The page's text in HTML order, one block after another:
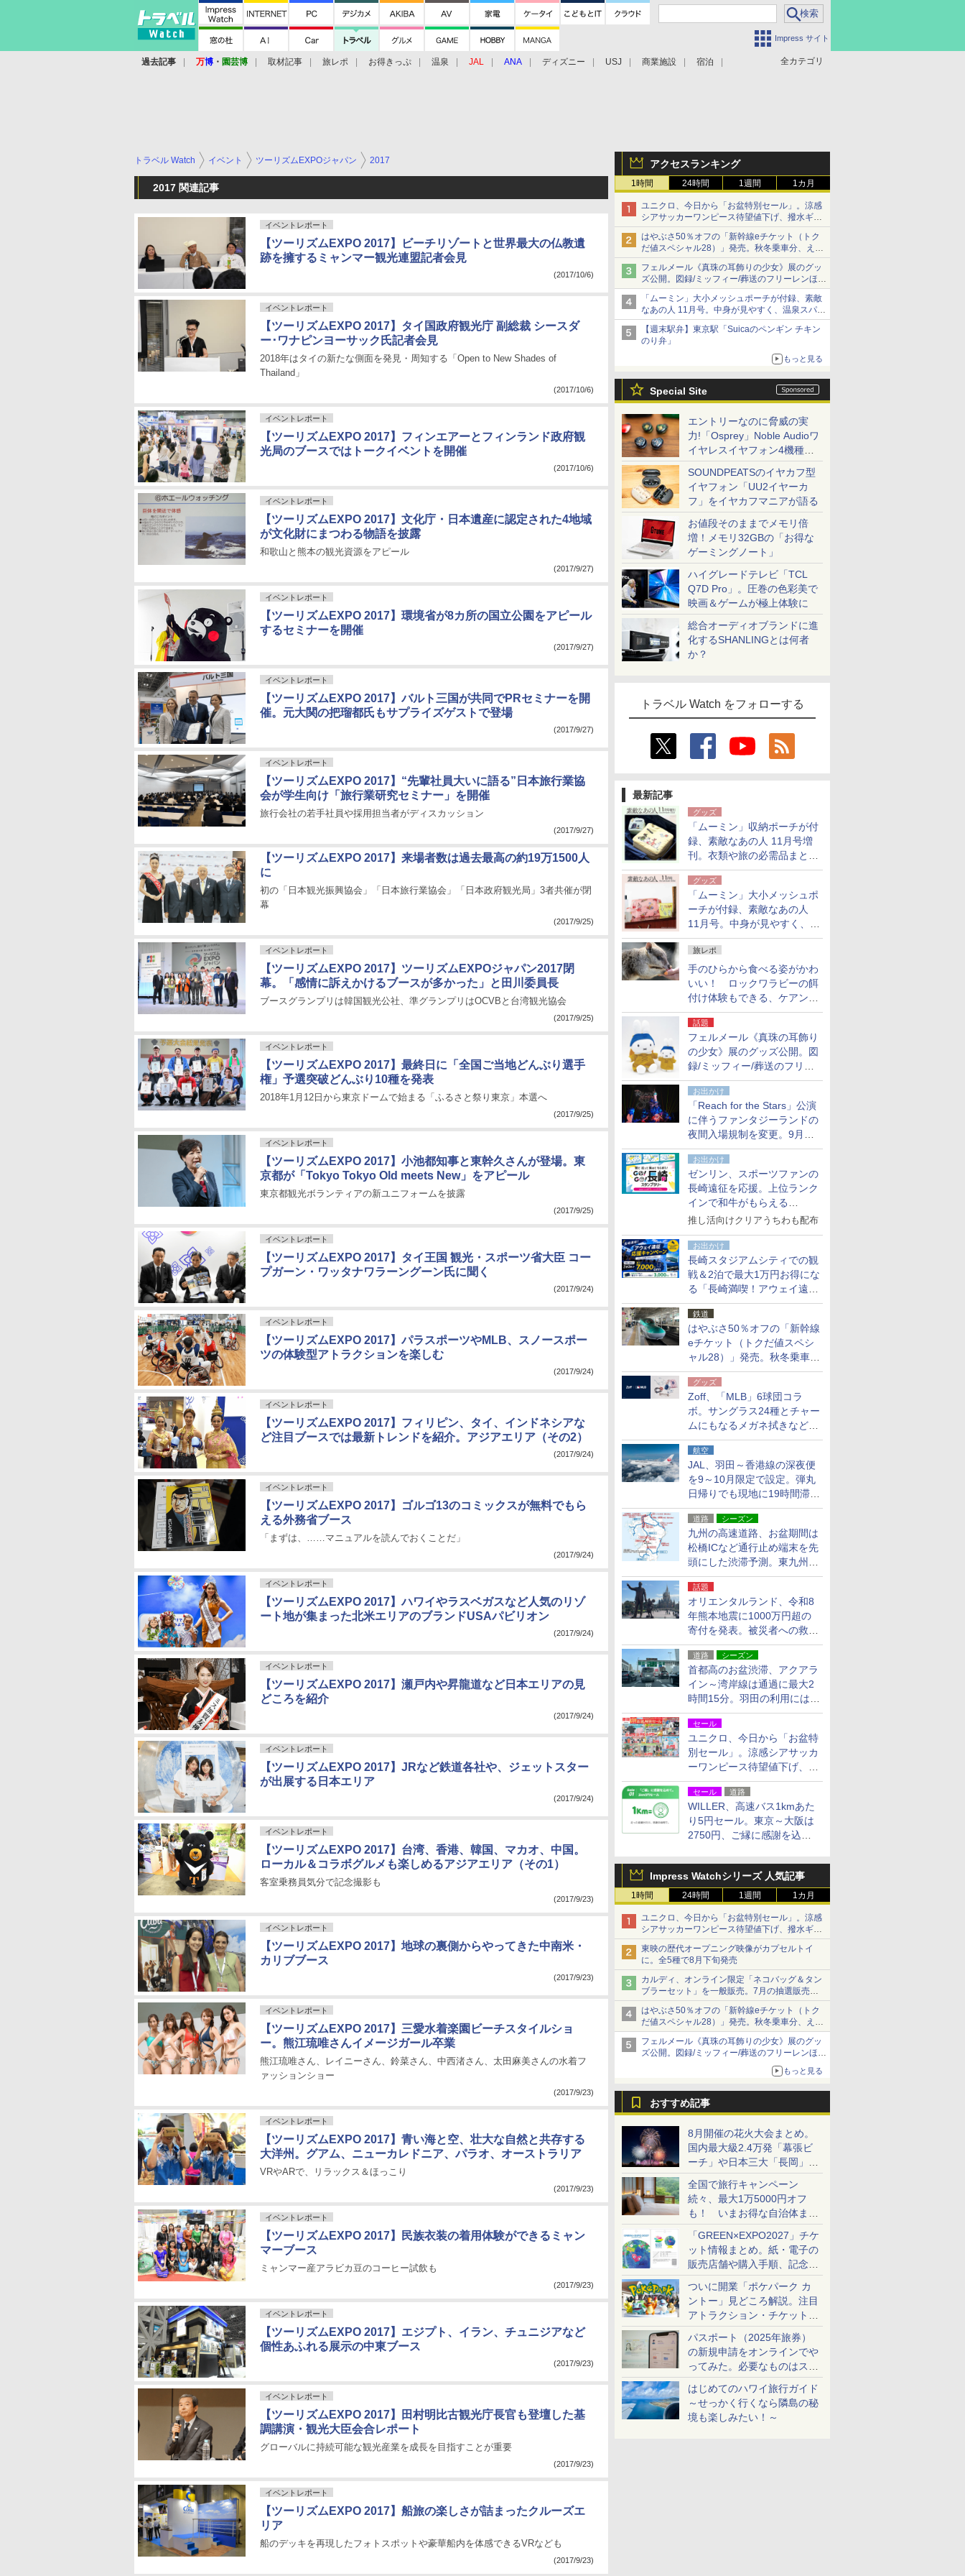
Impress サイト
全カテゴリ
過去記事 万博 ・ 園芸博 取材記事 旅レポ お得きっぷ 温泉 JAL ANA ディズニー USJ 商業施設 宿泊
アクセスランキング
1時間 24時間 1週間 1カ月
ユニクロ、今日から「お盆特別セール」。涼感
シアサッカーワンピース待望値下げ、撥水ギア
ショーツは1990円に
はやぶさ50％オフの「新幹線eチケット（トク
だ値スペシャル28）」発売。秋冬乗車分、えき
ねっと限定
フェルメール《真珠の耳飾りの少女》展のグッ
ズ公開。図録/ミッフィー/葬送のフリーレンほ
か、注目ブランドコラボが実現
「ムーミン」大小メッシュポーチが付録、素敵
なあの人 11月号。中身が見やすく、温泉スパに
も使える
【週末駅弁】東京駅「Suicaのペンギン チキン
のり弁」
もっと見る
Special Site
エントリーなのに脅威の実
力!「Osprey」Noble Audioワ
イヤレスイヤフォン4機種を
一気に聴く
SOUNDPEATSのイヤカフ型
イヤフォン「UU2イヤーカ
フ」をイヤカフマニアが語る
お値段そのままでメモリ倍
増！メモリ32GBの「お得な
ゲーミングノート」
ハイグレードテレビ「TCL
Q7D Pro」。圧巻の色彩美で
映画＆ゲームが極上体験に
総合オーディオブランドに進
化するSHANLINGとは何者
か？
トラベル Watch をフォローする
最新記事
グッズ
「ムーミン」収納ポーチが付
録、素敵なあの人 11月号増
刊。衣類や旅の必需品まとま
る大小2個セット
グッズ
「ムーミン」大小メッシュポ
ーチが付録、素敵なあの人
11月号。中身が見やすく、温
泉スパにも使える
旅レポ
手のひらから食べる姿がかわ
いい！ ロックワラビーの餌
付け体験もできる、ケアンズ
でアサートン高原の日本語ガ
イド付きツアーに参加してみ
た
話題
フェルメール《真珠の耳飾り
の少女》展のグッズ公開。図
録/ミッフィー/葬送のフリー
レンほか、注目ブランドコラ
ボが実現
お出かけ
「Reach for the Stars」公演
に伴うファンタジーランドの
夜間入場規制を変更。9月か
ら18時50分～20時ごろに
お出かけ
ゼンリン、スポーツファンの
長崎遠征を応援。上位ランク
インで和牛がもらえる
「GO！GO！長崎スタンプラ
推し活向けクリアうちわも配布
お出かけ
長崎スタジアムシティでの観
戦＆2泊で最大1万円お得にな
る「長崎満喫！アウェイ遠征
応援キャンペーン」
鉄道
はやぶさ50％オフの「新幹線
eチケット（トクだ値スペシ
ャル28）」発売。秋冬乗車
分、えきねっと限定
グッズ
Zoff、「MLB」6球団コラ
ボ。サングラス24種とチャー
ムにもなるメガネ拭きなど雑
貨24種
航空
JAL、羽田～香港線の深夜便
を9～10月限定で設定。弾丸
日帰りでも現地に19時間滞在
できる
道路 シーズン
九州の高速道路、お盆期間は
松橋ICなど通行止め端末を先
頭にした渋滞予測。東九州道
への迂回は料金調整を実施
話題
オリエンタルランド、令和8
年熊本地震に1000万円超の
寄付を発表。被災者への救援
活動・復旧支援
道路 シーズン
首都高のお盆渋滞、アクアラ
イン～湾岸線は通過に最大2
時間15分。羽田の利用には
「空港西出口」の利用検討を
セール
ユニクロ、今日から「お盆特
別セール」。涼感シアサッカ
ーワンピース待望値下げ、撥
水ギアショーツは1990円に
セール 道路
WILLER、高速バス1kmあた
り5円セール。東京～大阪は
2750円、ご縁に感謝を込め
Impress Watchシリーズ 人気記事
1時間 24時間 1週間 1カ月
ユニクロ、今日から「お盆特別セール」。涼感
シアサッカーワンピース待望値下げ、撥水ギア
ショーツは1990円に
東映の歴代オープニング映像がカプセルトイ
に。全5種で8月下旬発売
カルディ、オンライン限定「ネコバッグ＆タン
ブラーセット」を一般販売。7月の抽選販売の
当選無効分
はやぶさ50％オフの「新幹線eチケット（トク
だ値スペシャル28）」発売。秋冬乗車分、えき
ねっと限定
フェルメール《真珠の耳飾りの少女》展のグッ
ズ公開。図録/ミッフィー/葬送のフリーレンほ
もっと見る
おすすめ記事
8月開催の花火大会まとめ。
国内最大級2.4万発「幕張ビ
ーチ」や日本三大「長岡」な
ど大型イベント目白押し！
全国で旅行キャンペーン
続々、最大1万5000円オフ
も！ いまお得な自治体まと
め
「GREEN×EXPO2027」チケ
ット情報まとめ。紙・電子の
販売店舗や購入手順、記念チ
ケットも解説
ついに開業「ポケパーク カ
ントー」見どころ解説。注目
アトラクション・チケット手
配・来場前に必要な準備は？
パスポート（2025年旅券）
の新規申請をオンラインでや
ってみた。必要なものはスマ
ホとマイナカードのみ
はじめてのハワイ旅行ガイド
～せっかく行くなら隣島の秘
境も楽しみたい！～
トラベル Watch イベント ツーリズムEXPOジャパン 2017
2017 関連記事
イベントレポート
【ツーリズムEXPO 2017】ビーチリゾートと世界最大の仏教遺
跡を擁するミャンマー観光連盟記者会見
(2017/10/6)
イベントレポート
【ツーリズムEXPO 2017】タイ国政府観光庁 副総裁 シースダ
ー･ワナピンヨーサック氏記者会見
2018年はタイの新たな側面を発見・周知する「Open to New Shades of
Thailand」
(2017/10/6)
イベントレポート
【ツーリズムEXPO 2017】フィンエアーとフィンランド政府観
光局のブースではトークイベントを開催
(2017/10/6)
イベントレポート
【ツーリズムEXPO 2017】文化庁・日本遺産に認定された4地域
が文化財にまつわる物語を披露
和歌山と熊本の観光資源をアピール
(2017/9/27)
イベントレポート
【ツーリズムEXPO 2017】環境省が8カ所の国立公園をアピール
するセミナーを開催
(2017/9/27)
イベントレポート
【ツーリズムEXPO 2017】バルト三国が共同でPRセミナーを開
催。元大関の把瑠都氏もサプライズゲストで登場
(2017/9/27)
イベントレポート
【ツーリズムEXPO 2017】“先輩社員大いに語る”日本旅行業協
会が学生向け「旅行業研究セミナー」を開催
旅行会社の若手社員や採用担当者がディスカッション
(2017/9/27)
【ツーリズムEXPO 2017】来場者数は過去最高の約19万1500人
に
初の「日本観光振興協会」「日本旅行業協会」「日本政府観光局」3者共催が閉
幕
(2017/9/25)
イベントレポート
【ツーリズムEXPO 2017】ツーリズムEXPOジャパン2017閉
幕。「感情に訴えかけるブースが多かった」と田川委員長
ブースグランプリは韓国観光公社、準グランプリはOCVBと台湾観光協会
(2017/9/25)
イベントレポート
【ツーリズムEXPO 2017】最終日に「全国ご当地どんぶり選手
権」予選突破どんぶり10種を発表
2018年1月12日から東京ドームで始まる「ふるさと祭り東京」本選へ
(2017/9/25)
イベントレポート
【ツーリズムEXPO 2017】小池都知事と東幹久さんが登場。東
京都が「Tokyo Tokyo Old meets New」をアピール
東京都観光ボランティアの新ユニフォームを披露
(2017/9/25)
イベントレポート
【ツーリズムEXPO 2017】タイ王国 観光・スポーツ省大臣 コー
プガーン・ワッタナワラーングーン氏に聞く
(2017/9/24)
イベントレポート
【ツーリズムEXPO 2017】パラスポーツやMLB、スノースポー
ツの体験型アトラクションを楽しむ
(2017/9/24)
イベントレポート
【ツーリズムEXPO 2017】フィリピン、タイ、インドネシアな
ど注目ブースでは最新トレンドを紹介。アジアエリア（その2）
(2017/9/24)
イベントレポート
【ツーリズムEXPO 2017】ゴルゴ13のコミックスが無料でもら
える外務省ブース
「まずは、……マニュアルを読んでおくことだ」
(2017/9/24)
イベントレポート
【ツーリズムEXPO 2017】ハワイやラスベガスなど人気のリゾ
ート地が集まった北米エリアのブランドUSAパビリオン
(2017/9/24)
イベントレポート
【ツーリズムEXPO 2017】瀬戸内や昇龍道など日本エリアの見
どころを紹介
(2017/9/24)
イベントレポート
【ツーリズムEXPO 2017】JRなど鉄道各社や、ジェットスター
が出展する日本エリア
(2017/9/24)
イベントレポート
【ツーリズムEXPO 2017】台湾、香港、韓国、マカオ、中国。
ローカル＆コラボグルメも楽しめるアジアエリア（その1）
客室乗務員気分で記念撮影も
(2017/9/23)
イベントレポート
【ツーリズムEXPO 2017】地球の裏側からやってきた中南米・
カリブブース
(2017/9/23)
イベントレポート
【ツーリズムEXPO 2017】三愛水着楽園ビーチスタイルショ
ー。熊江琉唯さんイメージガール卒業
熊江琉唯さん、レイニーさん、鈴菜さん、中西渚さん、太田麻美さんの水着フ
ァッションショー
(2017/9/23)
イベントレポート
【ツーリズムEXPO 2017】青い海と空、壮大な自然と共存する
大洋州。グアム、ニューカレドニア、パラオ、オーストラリア
VRやARで、リラックス＆ほっこり
(2017/9/23)
イベントレポート
【ツーリズムEXPO 2017】民族衣装の着用体験ができるミャン
マーブース
ミャンマー産アラビカ豆のコーヒー試飲も
(2017/9/23)
イベントレポート
【ツーリズムEXPO 2017】エジプト、イラン、チュニジアなど
個性あふれる展示の中東ブース
(2017/9/23)
イベントレポート
【ツーリズムEXPO 2017】田村明比古観光庁長官も登壇した基
調講演・観光大臣会合レポート
グローバルに持続可能な観光産業を成長を目指すことが重要
(2017/9/23)
イベントレポート
【ツーリズムEXPO 2017】船旅の楽しさが詰まったクルーズエ
リア
船のデッキを再現したフォトスポットや豪華船内を体感できるVRなども
(2017/9/23)